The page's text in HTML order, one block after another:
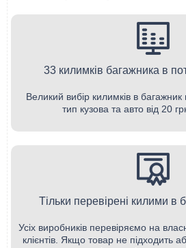
33 килимків багажника в
Великий вибір килимків в
тип кузова та авто від 20
Тільки перевірені килими в
Усіх виробників перевіряємо на
клієнтів. Якщо товар не підходить